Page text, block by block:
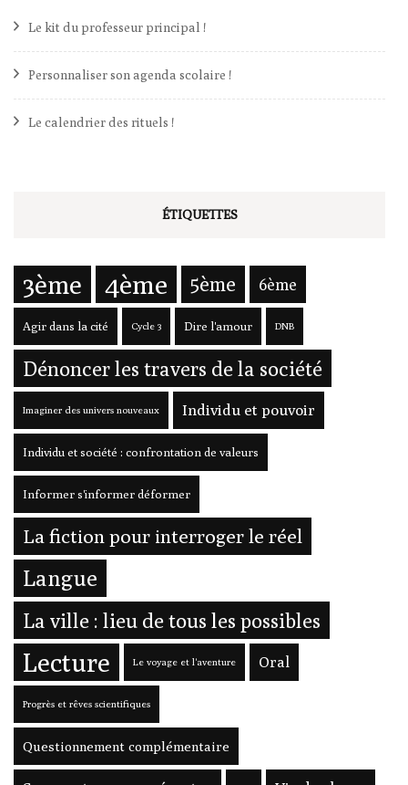
Le kit du professeur principal !
Personnaliser son agenda scolaire !
Le calendrier des rituels !
ÉTIQUETTES
3ème 4ème 5ème 6ème
Agir dans la cité Cycle 3 Dire l'amour DNB
Dénoncer les travers de la société
Imaginer des univers nouveaux Individu et pouvoir
Individu et société : confrontation de valeurs
Informer s'informer déformer
La fiction pour interroger le réel
Langue
La ville : lieu de tous les possibles
Lecture Le voyage et l'aventure Oral
Progrès et rêves scientifiques
Questionnement complémentaire